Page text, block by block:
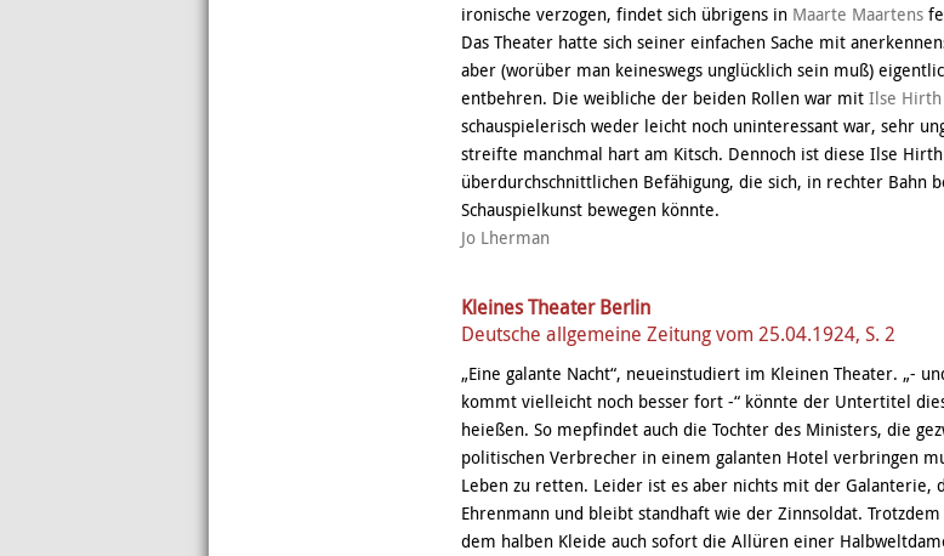
ironische verzogen, findet sich übrigens in Maarte Maartens
Das Theater hatte sich seiner einfachen Sache mit
aber (worüber man keineswegs unglücklich sein muß)
entbehren. Die weibliche der beiden Rollen war mit Ilse Hirth
schauspielerisch weder leicht noch uninteressant war, sehr
streifte manchmal hart am Kitsch. Dennoch ist diese Ilse
überdurchschnittlichen Befähigung, die sich, in rechter Bahn
Schauspielkunst bewegen könnte.
Jo Lherman
Kleines Theater Berlin
Deutsche allgemeine Zeitung vom 25.04.1924, S. 2
„Eine galante Nacht“, neueinstudiert im Kleinen Theater. „-
kommt vielleicht noch besser fort -“ könnte der Untertitel
heießen. So mepfindet auch die Tochter des Ministers, die
politischen Verbrecher in einem galanten Hotel verbringen
Leben zu retten. Leider ist es aber nichts mit der Galanterie,
Ehrenmann und bleibt standhaft wie der Zinnsoldat.
dem halben Kleide auch sofort die Allüren einer